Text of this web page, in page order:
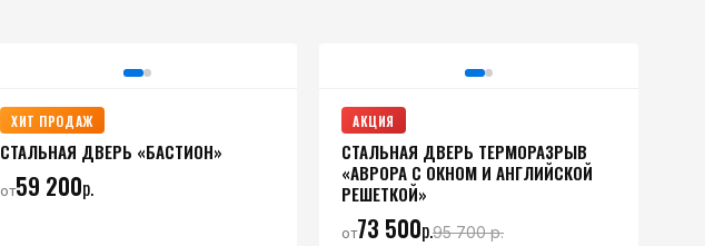
ХИТ ПРОДАЖ
СТАЛЬНАЯ ДВЕРЬ «БАСТИОН»
от59 200р.
АКЦИЯ
СТАЛЬНАЯ ДВЕРЬ ТЕРМОРАЗРЫВ
«АВРОРА С ОКНОМ И АНГЛИЙСКОЙ
РЕШЕТКОЙ»
от73 500р.95 700р.